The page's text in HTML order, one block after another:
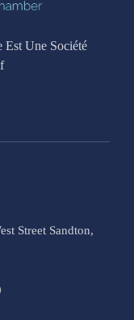
Une Société
Street Sandton,